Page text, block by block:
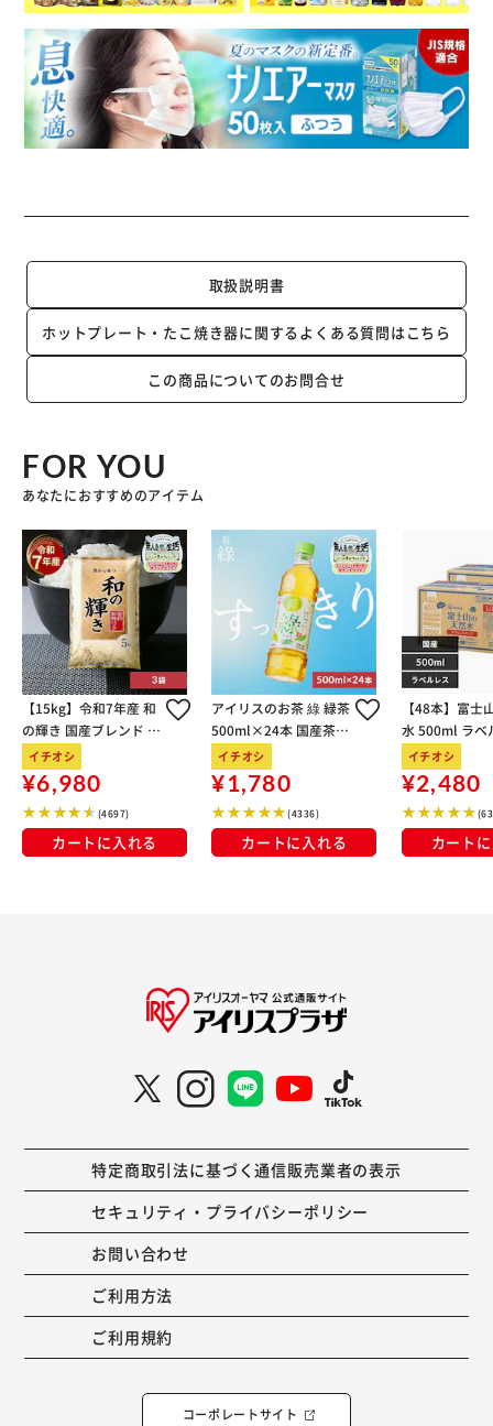
取扱説明書
ホットプレート・たこ焼き器に関するよくある質問はこちら
この商品についてのお問合せ
FOR YOU
あなたにおすすめのアイテム
【15kg】令和7年産 和
の輝き 国産ブレンド 5
kg×3袋
イチオシ
¥6,980
(4697)
カートに入れる
アイリスのお茶 綠 緑茶
500ml×24本 国産茶葉
100％使用
イチオシ
¥1,780
(4336)
カートに入れる
【48本】富士
水 500ml ラベ
イチオシ
¥2,480
カート
特定商取引法に基づく通信販売業者の表示
セキュリティ・プライバシーポリシー
お問い合わせ
ご利用方法
ご利用規約
コーポレートサイト